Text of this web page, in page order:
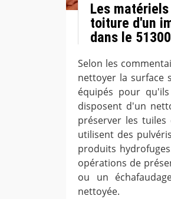
Les
toiture d'un
dans le 51300
Selon les
nettoyer la surface
équipés pour
disposent d'un
préserver les
utilisent des
produits
opérations de
ou un
nettoyée.